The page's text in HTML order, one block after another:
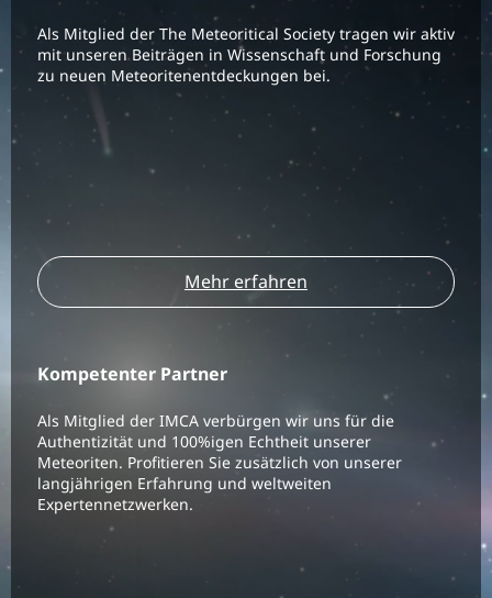
Als Mitglied der The Meteoritical Society tragen wir aktiv
mit unseren Beiträgen in Wissenschaft und Forschung
zu neuen Meteoritenentdeckungen bei.
Mehr erfahren
Kompetenter Partner
Als Mitglied der IMCA verbürgen wir uns für die
Authentizität und 100%igen Echtheit unserer
Meteoriten. Profitieren Sie zusätzlich von unserer
langjährigen Erfahrung und weltweiten
Expertennetzwerken.